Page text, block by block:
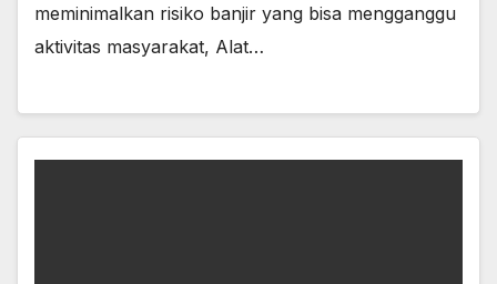
meminimalkan risiko banjir yang bisa mengganggu
aktivitas masyarakat, Alat…